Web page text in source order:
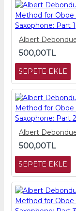
500,00TL
SEPETE EKLE
500,00TL
SEPETE EKLE